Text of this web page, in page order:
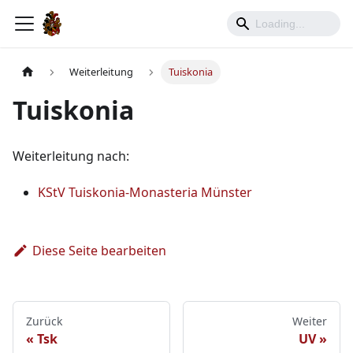
Weiterleitung Tuiskonia
Tuiskonia
Weiterleitung nach:
KStV Tuiskonia-Monasteria Münster
Diese Seite bearbeiten
Zurück
Tsk
Weiter
UV